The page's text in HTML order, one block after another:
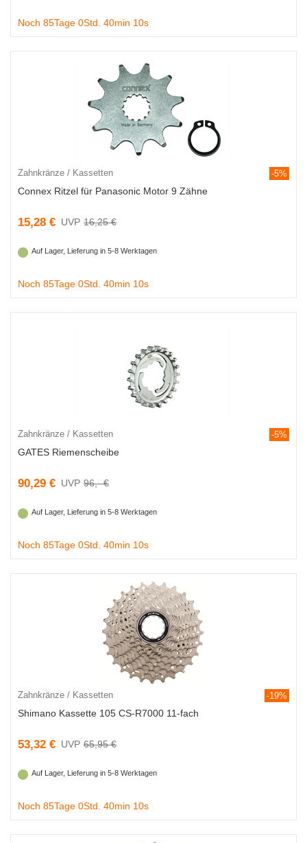
Noch 85Tage 0Std. 40min 9s
Zahnkränze / Kassetten -5%
Connex Ritzel für Panasonic Motor 9 Zähne
15,28 € 16,25 €
Auf Lager, Lieferung in 5-8 Werktagen
Noch 85Tage 0Std. 40min 9s
Zahnkränze / Kassetten -5%
GATES Riemenscheibe
90,29 € 96,- €
Auf Lager, Lieferung in 5-8 Werktagen
Noch 85Tage 0Std. 40min 9s
Zahnkränze / Kassetten -19%
Shimano Kassette 105 CS-R7000 11-fach
53,32 € 65,95 €
Auf Lager, Lieferung in 5-8 Werktagen
Noch 85Tage 0Std. 40min 9s